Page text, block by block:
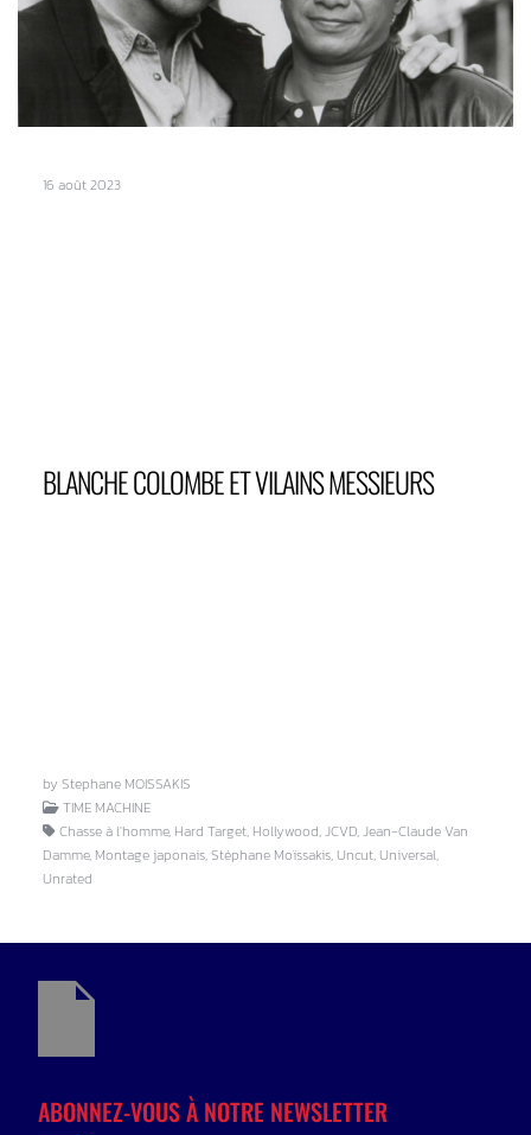
16 août 2023
BLANCHE COLOMBE ET VILAINS MESSIEURS
by Stephane MOISSAKIS
TIME MACHINE
Chasse à l'homme, Hard Target, Hollywood, JCVD, Jean-Claude Van
Damme, Montage japonais, Stéphane Moïssakis, Uncut, Universal,
Unrated
ABONNEZ-VOUS À NOTRE NEWSLETTER